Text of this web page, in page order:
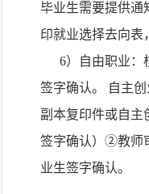
毕业生需要提供
印就业选择去向表
6）自由职业：
签字确认。 自主
副本复印件或自主
签字确认）②教师
业生签字确认。